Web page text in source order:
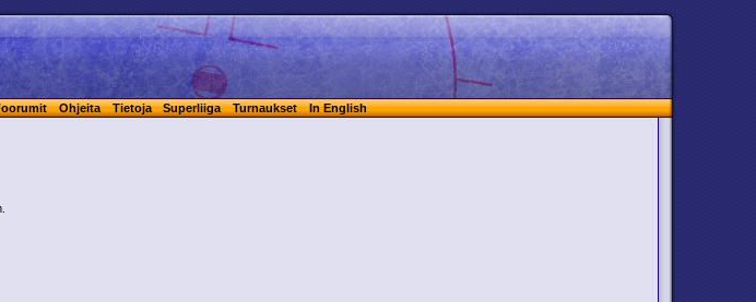
Ohjeita Tietoja Superliiga Turnaukset In English